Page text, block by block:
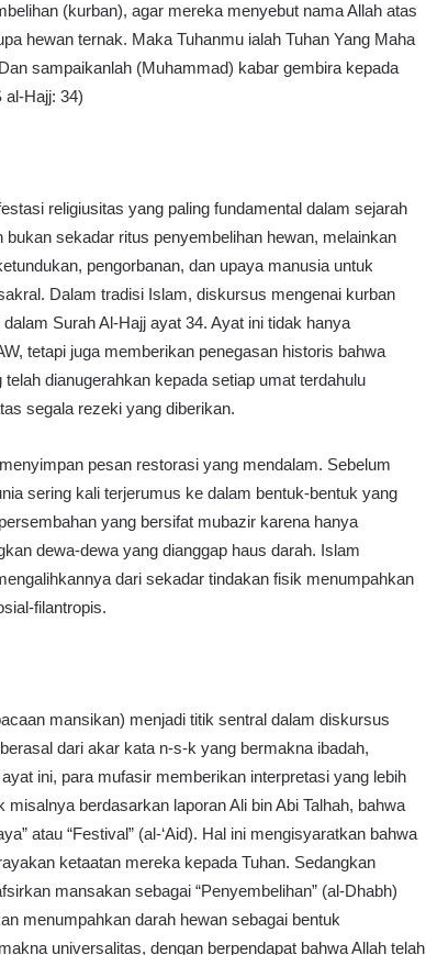
(kurban), agar mereka menyebut nama Allah atas
hewan ternak. Maka Tuhanmu ialah Tuhan Yang Maha
sampaikanlah (Muhammad) kabar gembira kepada
al-Hajj: 34)
religiusitas yang paling fundamental dalam sejarah
sekadar ritus penyembelihan hewan, melainkan
pengorbanan, dan upaya manusia untuk
Dalam tradisi Islam, diskursus mengenai kurban
Surah Al-Hajj ayat 34. Ayat ini tidak hanya
tetapi juga memberikan penegasan historis bahwa
dianugerahkan kepada setiap umat terdahulu
segala rezeki yang diberikan.
pesan restorasi yang mendalam. Sebelum
sering kali terjerumus ke dalam bentuk-bentuk yang
yang bersifat mubazir karena hanya
dewa-dewa yang dianggap haus darah. Islam
dari sekadar tindakan fisik menumpahkan
filantropis.
mansikan) menjadi titik sentral dalam diskursus
dari akar kata n-s-k yang bermakna ibadah,
ini, para mufasir memberikan interpretasi yang lebih
berdasarkan laporan Ali bin Abi Talhah, bahwa
atau “Festival” (al-‘Aid). Hal ini mengisyaratkan bahwa
ketaatan mereka kepada Tuhan. Sedangkan
mansakan sebagai “Penyembelihan” (al-Dhabh)
menumpahkan darah hewan sebagai bentuk
universalitas, dengan berpendapat bahwa Allah telah